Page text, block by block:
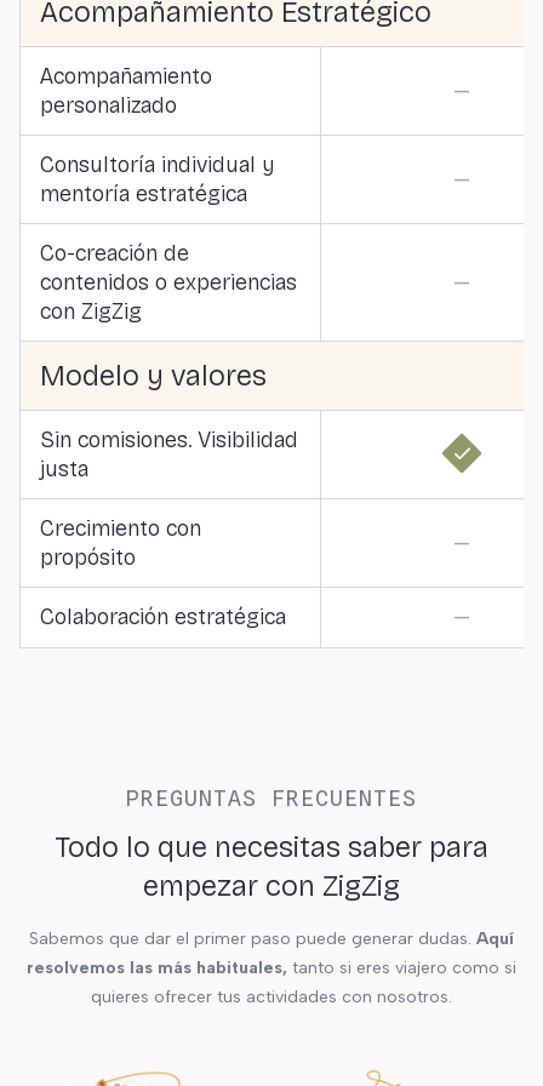
Acompañamiento Estratégico
Acompañamiento
personalizado
—
Consultoría individual y
mentoría estratégica
—
Co-creación de
contenidos o experiencias
con ZigZig
—
Modelo y valores
Sin comisiones. Visibilidad
justa
Crecimiento con
propósito
—
Colaboración estratégica —
PREGUNTAS FRECUENTES
Todo lo que necesitas saber para
empezar con ZigZig
Sabemos que dar el primer paso puede generar dudas. Aquí
resolvemos las más habituales, tanto si eres viajero como si
quieres ofrecer tus actividades con nosotros.